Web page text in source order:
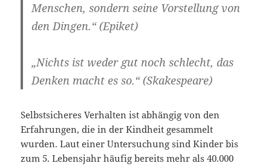
Menschen, sondern seine Vorstellung von
den Dingen.“ (Epiket)
„Nichts ist weder gut noch schlecht, das
Denken macht es so.“ (Skakespeare)
Selbstsicheres Verhalten ist abhängig von den
Erfahrungen, die in der Kindheit gesammelt
wurden. Laut einer Untersuchung sind Kinder bis
zum 5. Lebensjahr häufig bereits mehr als 40.000